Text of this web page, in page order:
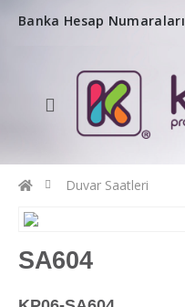
Banka Hesap Numaraları
Duvar Saatleri
SA604